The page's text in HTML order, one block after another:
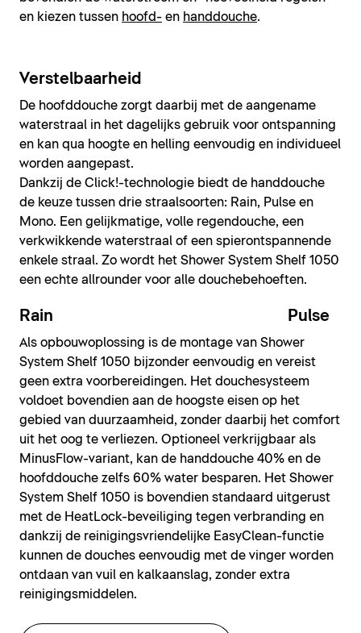
en kiezen tussen hoofd- en handdouche.
Verstelbaarheid
De hoofddouche zorgt daarbij met de aangename
waterstraal in het dagelijks gebruik voor ontspanning
en kan qua hoogte en helling eenvoudig en individueel
worden aangepast.
Dankzij de Click!-technologie biedt de handdouche
de keuze tussen drie straalsoorten: Rain, Pulse en
Mono. Een gelijkmatige, volle regendouche, een
verkwikkende waterstraal of een spierontspannende
enkele straal. Zo wordt het Shower System Shelf 1050
een echte allrounder voor alle douchebehoeften.
Rain Pulse
Als opbouwoplossing is de montage van Shower
System Shelf 1050 bijzonder eenvoudig en vereist
geen extra voorbereidingen. Het douchesysteem
voldoet bovendien aan de hoogste eisen op het
gebied van duurzaamheid, zonder daarbij het comfort
uit het oog te verliezen. Optioneel verkrijgbaar als
MinusFlow-variant, kan de handdouche 40% en de
hoofddouche zelfs 60% water besparen. Het Shower
System Shelf 1050 is bovendien standaard uitgerust
met de HeatLock-beveiliging tegen verbranding en
dankzij de reinigingsvriendelijke EasyClean-functie
kunnen de douches eenvoudig met de vinger worden
ontdaan van vuil en kalkaanslag, zonder extra
reinigingsmiddelen.